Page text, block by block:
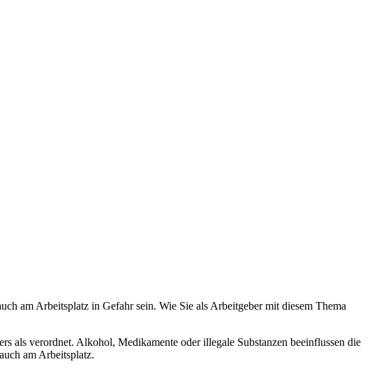
am Arbeitsplatz in Gefahr sein. Wie Sie als Arbeitgeber mit diesem Thema
als verordnet. Alkohol, Medikamente oder illegale Substanzen beeinflussen die
am Arbeitsplatz.